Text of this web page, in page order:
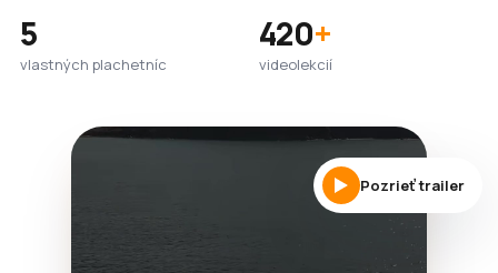
5
vlastných plachetníc
420+
videolekcií
Pozrieť trailer